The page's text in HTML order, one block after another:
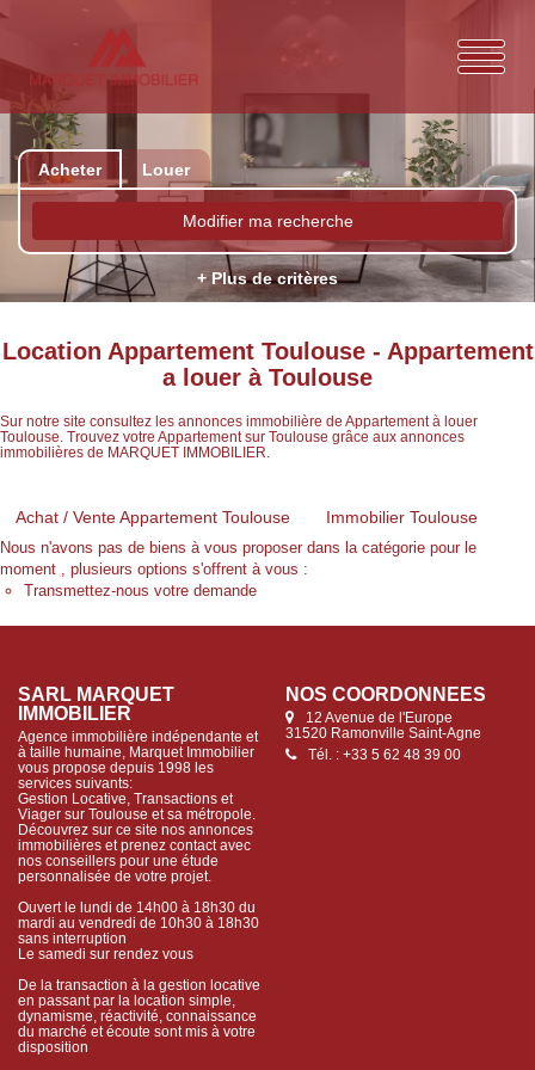
Acheter Louer
Modifier ma recherche
+ Plus de critères
Location Appartement Toulouse - Appartement
a louer à Toulouse
Sur notre site consultez les annonces immobilière de Appartement à louer
Toulouse. Trouvez votre Appartement sur Toulouse grâce aux annonces
immobilières de MARQUET IMMOBILIER.
Achat / Vente Appartement Toulouse Immobilier Toulouse
Nous n'avons pas de biens à vous proposer dans la catégorie pour le
moment , plusieurs options s'offrent à vous :
Transmettez-nous votre demande
SARL MARQUET
IMMOBILIER
Agence immobilière indépendante et
à taille humaine, Marquet Immobilier
vous propose depuis 1998 les
services suivants:
Gestion Locative, Transactions et
Viager sur Toulouse et sa métropole.
Découvrez sur ce site nos annonces
immobilières et prenez contact avec
nos conseillers pour une étude
personnalisée de votre projet.
Ouvert le lundi de 14h00 à 18h30 du
mardi au vendredi de 10h30 à 18h30
sans interruption
Le samedi sur rendez vous
De la transaction à la gestion locative
en passant par la location simple,
dynamisme, réactivité, connaissance
du marché et écoute sont mis à votre
disposition
NOS COORDONNÉES
12 Avenue de l'Europe
31520 Ramonville Saint-Agne
Tél. : +33 5 62 48 39 00